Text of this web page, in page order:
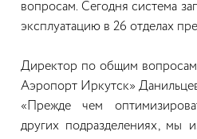
вопросам. Сегодня система
эксплуатацию в 26 отделах
Директор по общим
Аэропорт Иркутск»
«Прежде чем
других подразделениях, мы